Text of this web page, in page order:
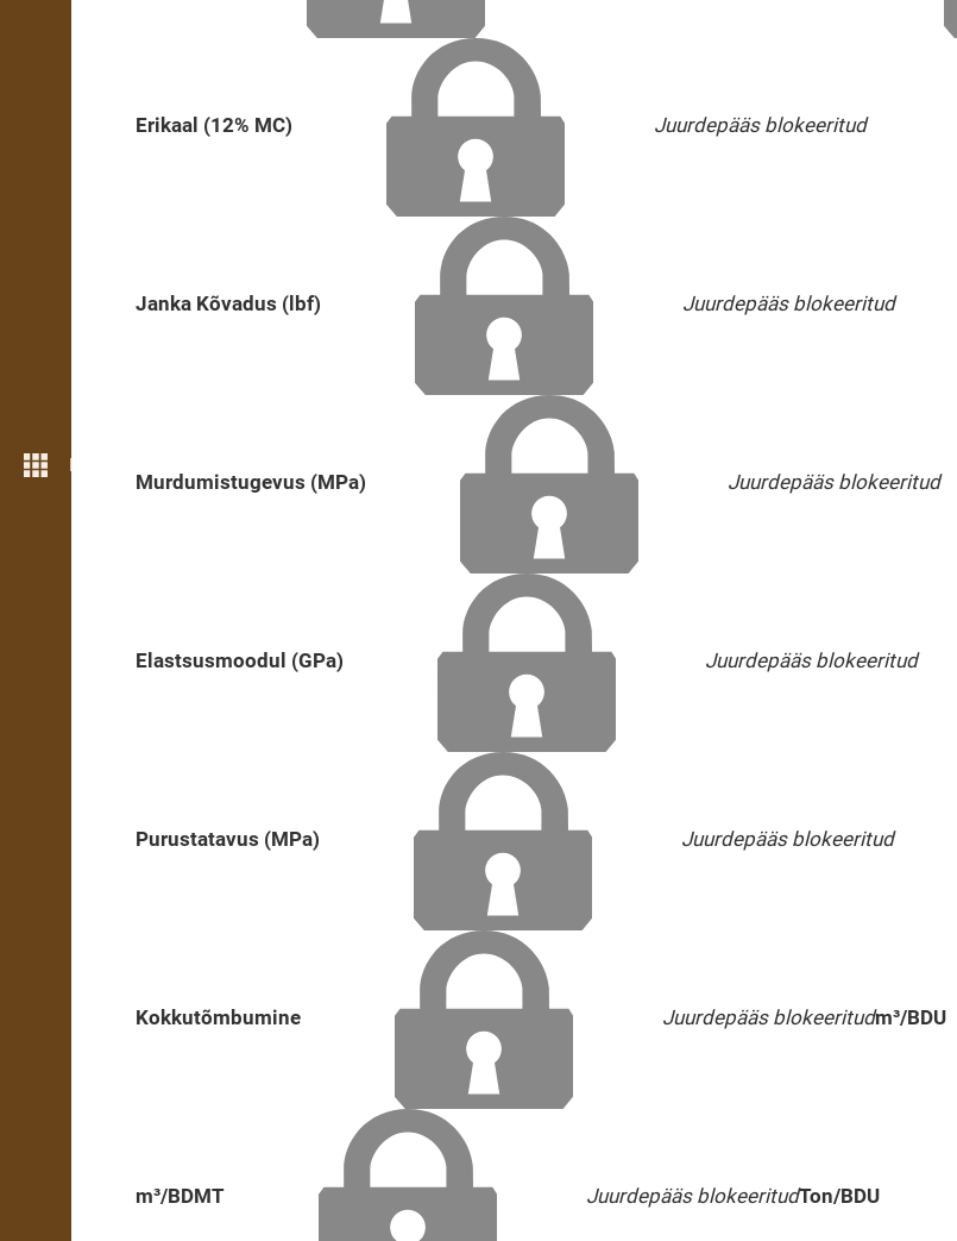
Rohkem funktsioone
Erikaal (12% MC) Juurdepääs blokeeritud
Janka Kõvadus (lbf) Juurdepääs blokeeritud
Murdumistugevus (MPa) Juurdepääs blokeeritud
Elastsusmoodul (GPa) Juurdepääs blokeeritud
Purustatavus (MPa) Juurdepääs blokeeritud
Kokkutõmbumine Juurdepääs blokeeritudm³/BDU
m³/BDMT Juurdepääs blokeeritudTon/BDU